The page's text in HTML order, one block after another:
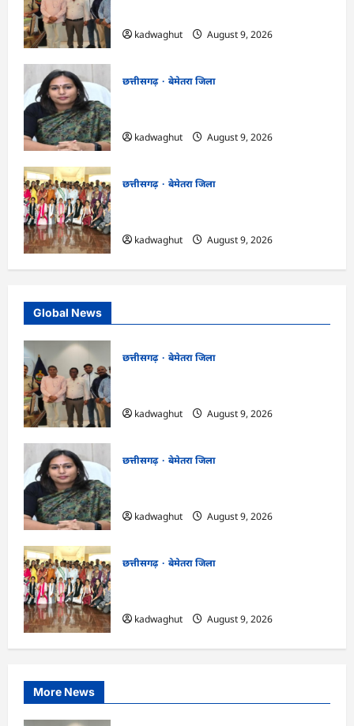
kadwaghut
August 9, 2026
छत्तीसगढ़
बेमेतरा जिला
kadwaghut
August 9, 2026
छत्तीसगढ़
बेमेतरा जिला
kadwaghut
August 9, 2026
Global News
छत्तीसगढ़
बेमेतरा जिला
kadwaghut
August 9, 2026
छत्तीसगढ़
बेमेतरा जिला
kadwaghut
August 9, 2026
छत्तीसगढ़
बेमेतरा जिला
kadwaghut
August 9, 2026
More News